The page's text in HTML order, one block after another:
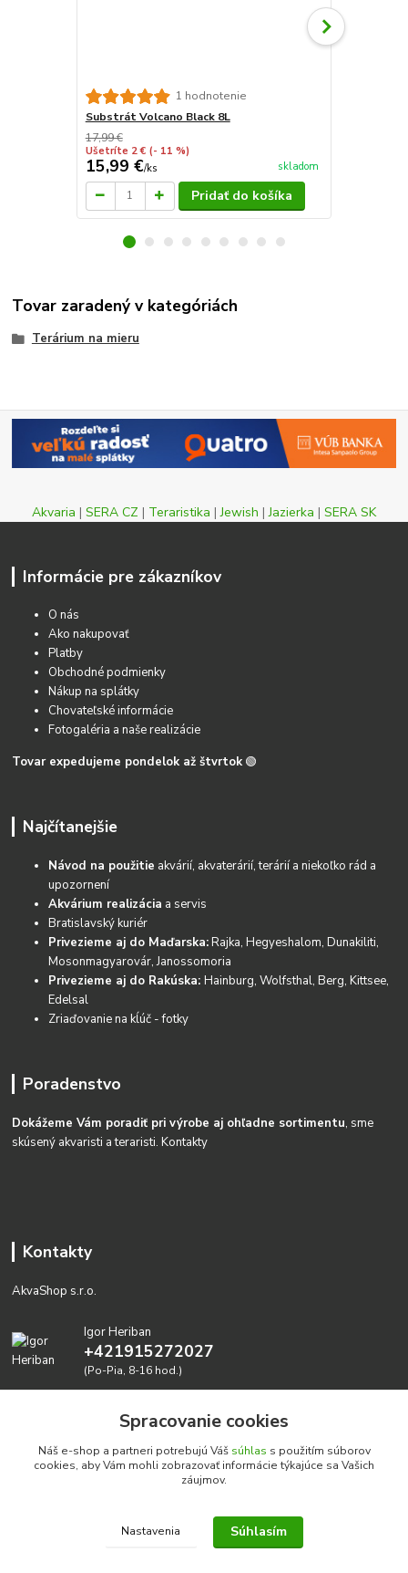
1 hodnotenie
Substrát Volcano Black 8L
17,99 €
Ušetríte 2 € (- 11 %)
15,99 €/ks skladom
Pridať do košíka
Tovar zaradený v kategóriách
Terárium na mieru
Akvaria | SERA CZ | Teraristika |Jewish |Jazierka | SERA SK
Informácie pre zákazníkov
O nás
Ako nakupovať
Platby
Obchodné podmienky
Nákup na splátky
Chovateľské informácie
Fotogaléria a naše realizácie
Tovar expedujeme pondelok až štvrtok 🟢
Najčítanejšie
Návod na použitie akvárií, akvaterárií, terárií a niekoľko rád a
upozornení
Akvárium realizácia a servis
Bratislavský kuriér
Privezieme aj do Maďarska:Rajka, Hegyeshalom, Dunakiliti,
Mosonmagyarovár, Janossomoria
Privezieme aj do Rakúska:Hainburg, Wolfsthal, Berg, Kittsee,
Edelsal
Zriaďovanie na kĺúč - fotky
Poradenstvo
Dokážeme Vám poradiť pri výrobe aj ohľadne sortimentu, sme
skúsený akvaristi a teraristi.Kontakty
Kontakty
AkvaShop s.r.o.
Igor Heriban
+421915272027
(Po-Pia, 8-16 hod.)
Realizujeme prírodné akvária: AkvaShop s.r.o. • IBAN:
SK3911000000002947087849
Spracovanie cookies
Náš e-shop a partneri potrebujú Váš súhlas s použitím súborov
cookies, aby Vám mohli zobrazovať informácie týkajúce sa Vašich
záujmov.
Nastavenia Súhlasím